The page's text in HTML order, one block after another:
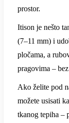
prostor.
Itison je nešto
(7–11 mm) i
pločama, a
pragovima –
Ako želite pod
možete usisati
tkanog tepiha –